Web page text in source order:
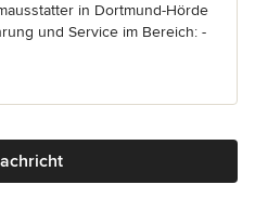
in Dortmund-Hörde
und Service im Bereich: -